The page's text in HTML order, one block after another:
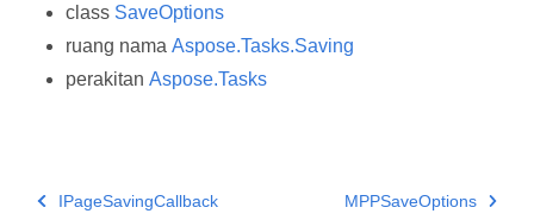
class SaveOptions
ruang nama Aspose.Tasks.Saving
perakitan Aspose.Tasks
IPageSavingCallback MPPSaveOptions